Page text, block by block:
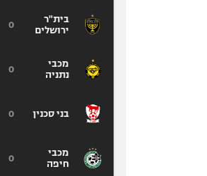
בית"ר
ירושלים
מכבי
נתניה
בני סכנין
מכבי
חיפה
0
0
0
0